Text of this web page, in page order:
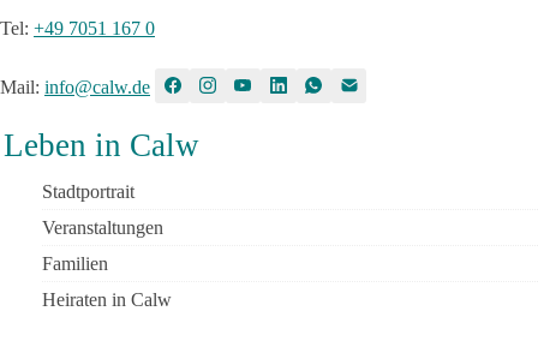
Tel: +49 7051 167 0
Mail: info@calw.de
Leben in Calw
Stadtportrait
Veranstaltungen
Familien
Heiraten in Calw